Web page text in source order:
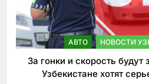
АВТО НОВОСТИ
За гонки и скорость
Узбекистане хотят